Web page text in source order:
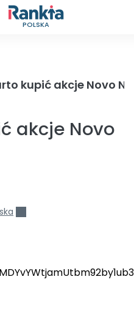
POLSKA
kupić akcje Novo
akcje Novo